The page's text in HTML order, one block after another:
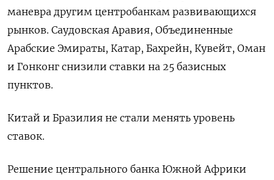
маневра другим центробанкам развивающихся
рынков. Саудовская Аравия, Объединенные
Арабские Эмираты, Катар, Бахрейн, Кувейт, Оман
и Гонконг снизили ставки на 25 базисных
пунктов.
Китай и Бразилия не стали менять уровень
ставок.
Решение центрального банка Южной Африки